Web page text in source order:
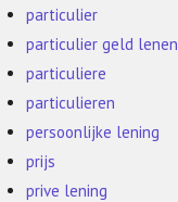
particulier
particulier geld lenen
particuliere
particulieren
persoonlijke lening
prijs
prive lening